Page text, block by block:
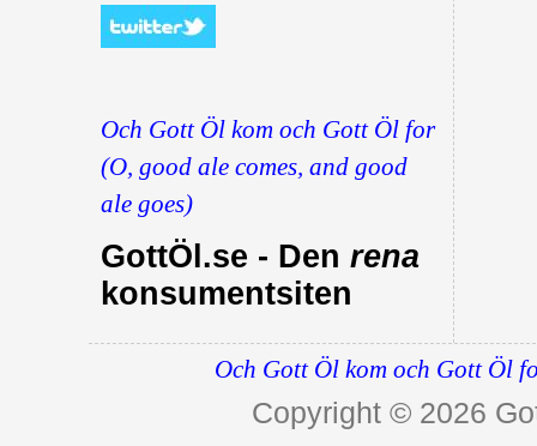
Och Gott Öl kom och Gott Öl for
(O, good ale comes, and good
ale goes)
GottÖl.se - Den rena
konsumentsiten
Och Gott Öl kom och Gott Öl
Copyright © 2026